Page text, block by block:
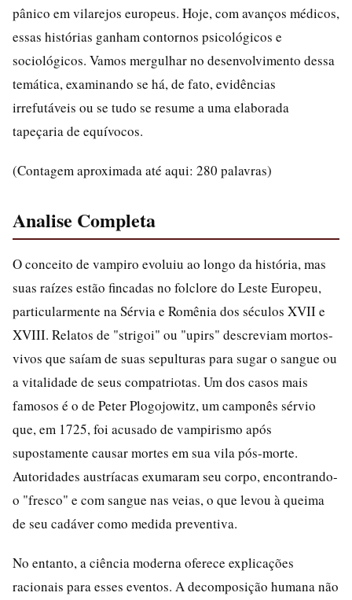
pânico em vilarejos europeus. Hoje, com avanços médicos,
essas histórias ganham contornos psicológicos e
sociológicos. Vamos mergulhar no desenvolvimento dessa
temática, examinando se há, de fato, evidências
irrefutáveis ou se tudo se resume a uma elaborada
tapeçaria de equívocos.
(Contagem aproximada até aqui: 280 palavras)
Analise Completa
O conceito de vampiro evoluiu ao longo da história, mas
suas raízes estão fincadas no folclore do Leste Europeu,
particularmente na Sérvia e Romênia dos séculos XVII e
XVIII. Relatos de "strigoi" ou "upirs" descreviam mortos-
vivos que saíam de suas sepulturas para sugar o sangue ou
a vitalidade de seus compatriotas. Um dos casos mais
famosos é o de Peter Plogojowitz, um camponês sérvio
que, em 1725, foi acusado de vampirismo após
supostamente causar mortes em sua vila pós-morte.
Autoridades austríacas exumaram seu corpo, encontrando-
o "fresco" e com sangue nas veias, o que levou à queima
de seu cadáver como medida preventiva.
No entanto, a ciência moderna oferece explicações
racionais para esses eventos. A decomposição humana não